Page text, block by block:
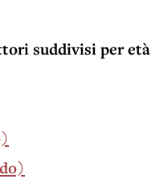
suddivisi per età